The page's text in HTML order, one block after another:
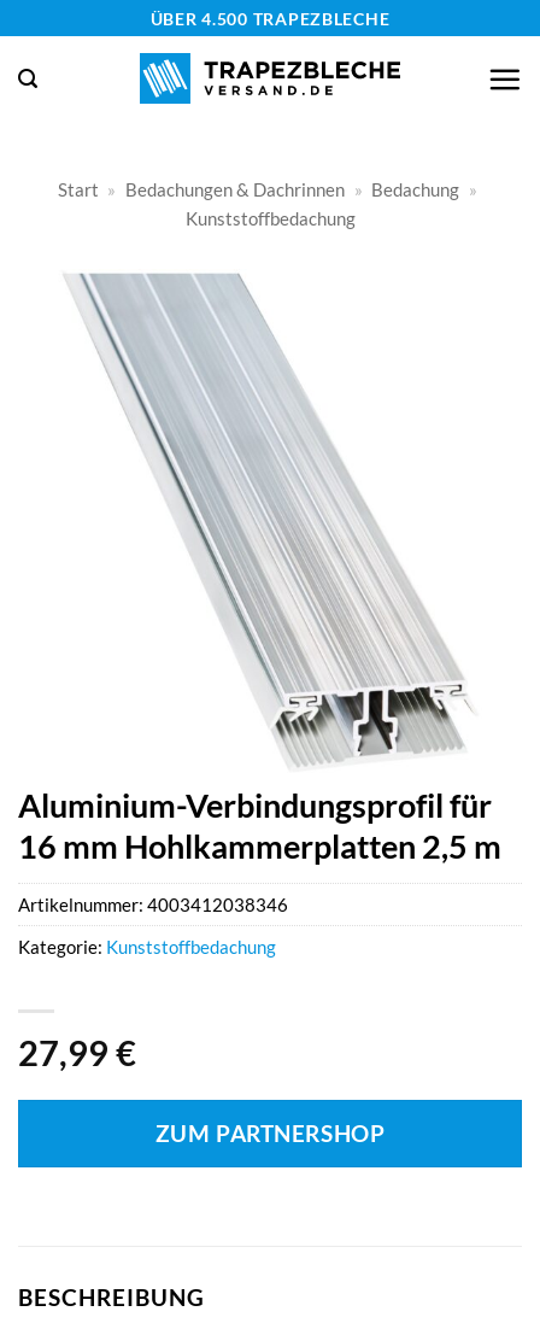
springen
ÜBER 4.500 TRAPEZBLECHE
Start » Bedachungen & Dachrinnen » Bedachung »
Kunststoffbedachung
Aluminium-Verbindungsprofil für
16 mm Hohlkammerplatten 2,5 m
27,99 €
ZUM PARTNERSHOP
Artikelnummer: 4003412038346
Kategorie: Kunststoffbedachung
BESCHREIBUNG